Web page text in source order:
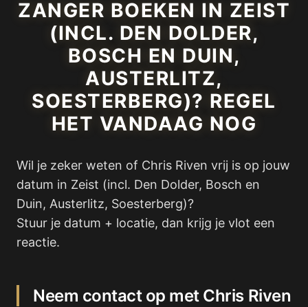
ZANGER BOEKEN IN ZEIST
(INCL. DEN DOLDER,
BOSCH EN DUIN,
AUSTERLITZ,
SOESTERBERG)? REGEL
HET VANDAAG NOG
Wil je zeker weten of Chris Riven vrij is op jouw
datum in Zeist (incl. Den Dolder, Bosch en
Duin, Austerlitz, Soesterberg)?
Stuur je datum + locatie, dan krijg je vlot een
reactie.
Neem contact op met Chris Riven